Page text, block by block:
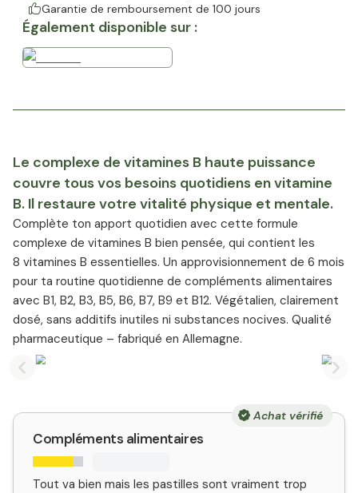
Garantie de remboursement de 100 jours
Également disponible sur :
Le complexe de vitamines B haute puissance
couvre tous vos besoins quotidiens en vitamine
B. Il restaure votre vitalité physique et mentale.
Complète ton apport quotidien avec cette formule
complexe de vitamines B bien pensée, qui contient les
8 vitamines B essentielles. Un approvisionnement de 6 mois
pour ta routine quotidienne de compléments alimentaires
avec B1, B2, B3, B5, B6, B7, B9 et B12. Végétalien, clairement
dosé, sans additifs inutiles ni substances nocives. Qualité
pharmaceutique – fabriqué en Allemagne.
Previous slide
Achat vérifié
Compléments alimentaires
Tout va bien mais les pastilles sont vraiment trop